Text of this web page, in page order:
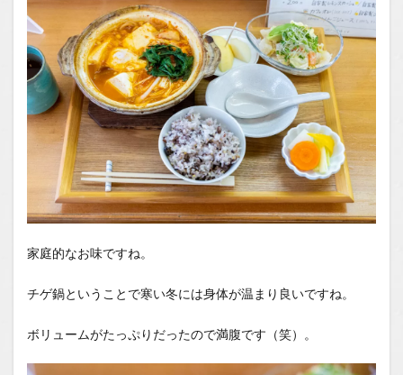
家庭的なお味ですね。
チゲ鍋ということで寒い冬には身体が温まり良いですね。
ボリュームがたっぷりだったので満腹です（笑）。